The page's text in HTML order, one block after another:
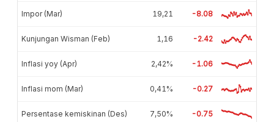
Impor (Mar) 19,21 -8.08
Kunjungan Wisman (Feb) 1,16 -2.42
Inflasi yoy (Apr) 2,42% -1.06
Inflasi mom (Mar) 0,41% -0.27
Persentase kemiskinan (Des) 7,50% -0.75